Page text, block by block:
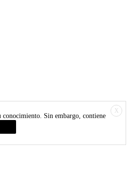
X
conocimiento. Sin embargo, contiene